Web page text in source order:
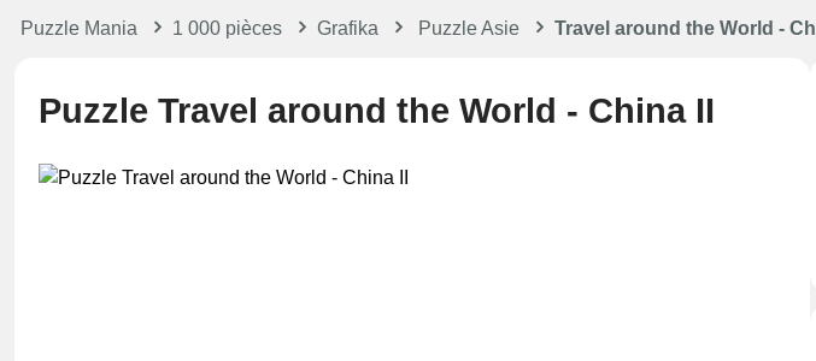
Puzzle Mania 1 000 pièces Grafika Puzzle Asie Travel around the World -
Puzzle Travel around the World - China II